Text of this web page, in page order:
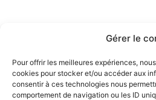
Gérer le
Pour offrir les meilleures expériences,
cookies pour stocker et/ou accéder aux
consentir à ces technologies nous
comportement de navigation ou les ID